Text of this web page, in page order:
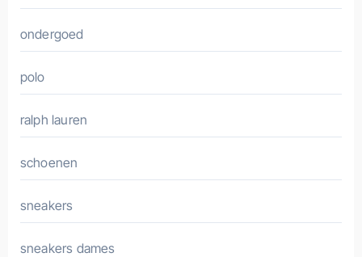
ondergoed
polo
ralph lauren
schoenen
sneakers
sneakers dames